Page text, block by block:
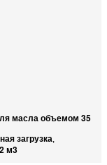
масла объемом 35
загрузка,
м3